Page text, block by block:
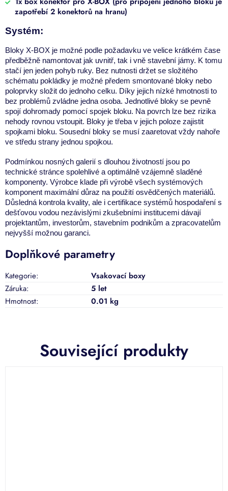
Související produkty
zapotřebí 2 konektorů na hranu)
Systém:
Bloky X-BOX je možné podle požadavku ve velice krátkém čase
předběžně namontovat jak uvnitř, tak i vně stavební jámy. K tomu
stačí jen jeden pohyb ruky. Bez nutnosti držet se složitého
schématu pokládky je možné předem smontované bloky nebo
poloprvky složit do jednoho celku. Díky jejich nízké hmotnosti to
bez problémů zvládne jedna osoba. Jednotlivé bloky se pevně
spojí dohromady pomocí spojek bloku. Na povrch lze bez rizika
nehody rovnou vstoupit. Bloky je třeba v jejich poloze zajistit
spojkami bloku. Sousední bloky se musí zaaretovat vždy nahoře
ve středu strany jednou spojkou.
Podmínkou nosných galerií s dlouhou životností jsou po
technické stránce spolehlivé a optimálně vzájemně sladěné
komponenty. Výrobce klade při výrobě všech systémových
komponent maximální důraz na použití osvědčených materiálů.
Důsledná kontrola kvality, ale i certifikace systémů hospodaření s
dešťovou vodou nezávislými zkušebními institucemi dávají
projektantům, investorům, stavebním podnikům a zpracovatelům
nejvyšší možnou garanci.
Doplňkové parametry
Kategorie:
Vsakovací boxy
Záruka:
5 let
Hmotnost: 0.01 kg